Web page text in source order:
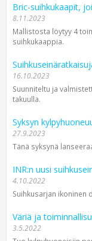
Bric-suihkukaapit,
8.11.2023
Mallistosta löytyy 4
suihkukaappia.
16.10.2023
Suunniteltu ja
takuulla.
Syksyn
27.9.2023
Tänä syksynä
INR:n uusi
4.10.2022
Suihkusarjan ikoninen
Väriä ja
3.5.2022